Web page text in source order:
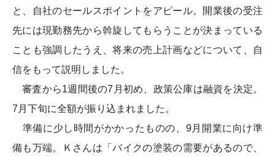
と、自社のセールスポイントをアピール。開業後の受注
先には現勤務先から斡旋してもらうことが決まっている
ことも強調したうえ、将来の売上計画などについて、自
信をもって説明しました。
審査から1週間後の7月初め、政策公庫は融資を決定。
7月下旬に全額が振り込まれました。
準備に少し時間がかかったものの、9月開業に向け準
備も万端。Ｋさんは「バイクの塗装の需要があるので、